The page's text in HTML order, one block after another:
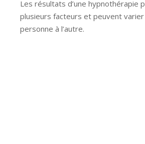
Les résultats d’une hypnothérapie
plusieurs facteurs et peuvent varier
personne à l’autre.